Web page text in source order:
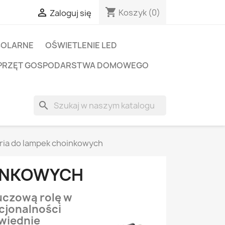
 Zaloguj się shopping_cart Koszyk (0)
OŚWIETLENIE LED
GOSPODARSTWA DOMOWEGO
search
do lampek choinkowych
rolę w